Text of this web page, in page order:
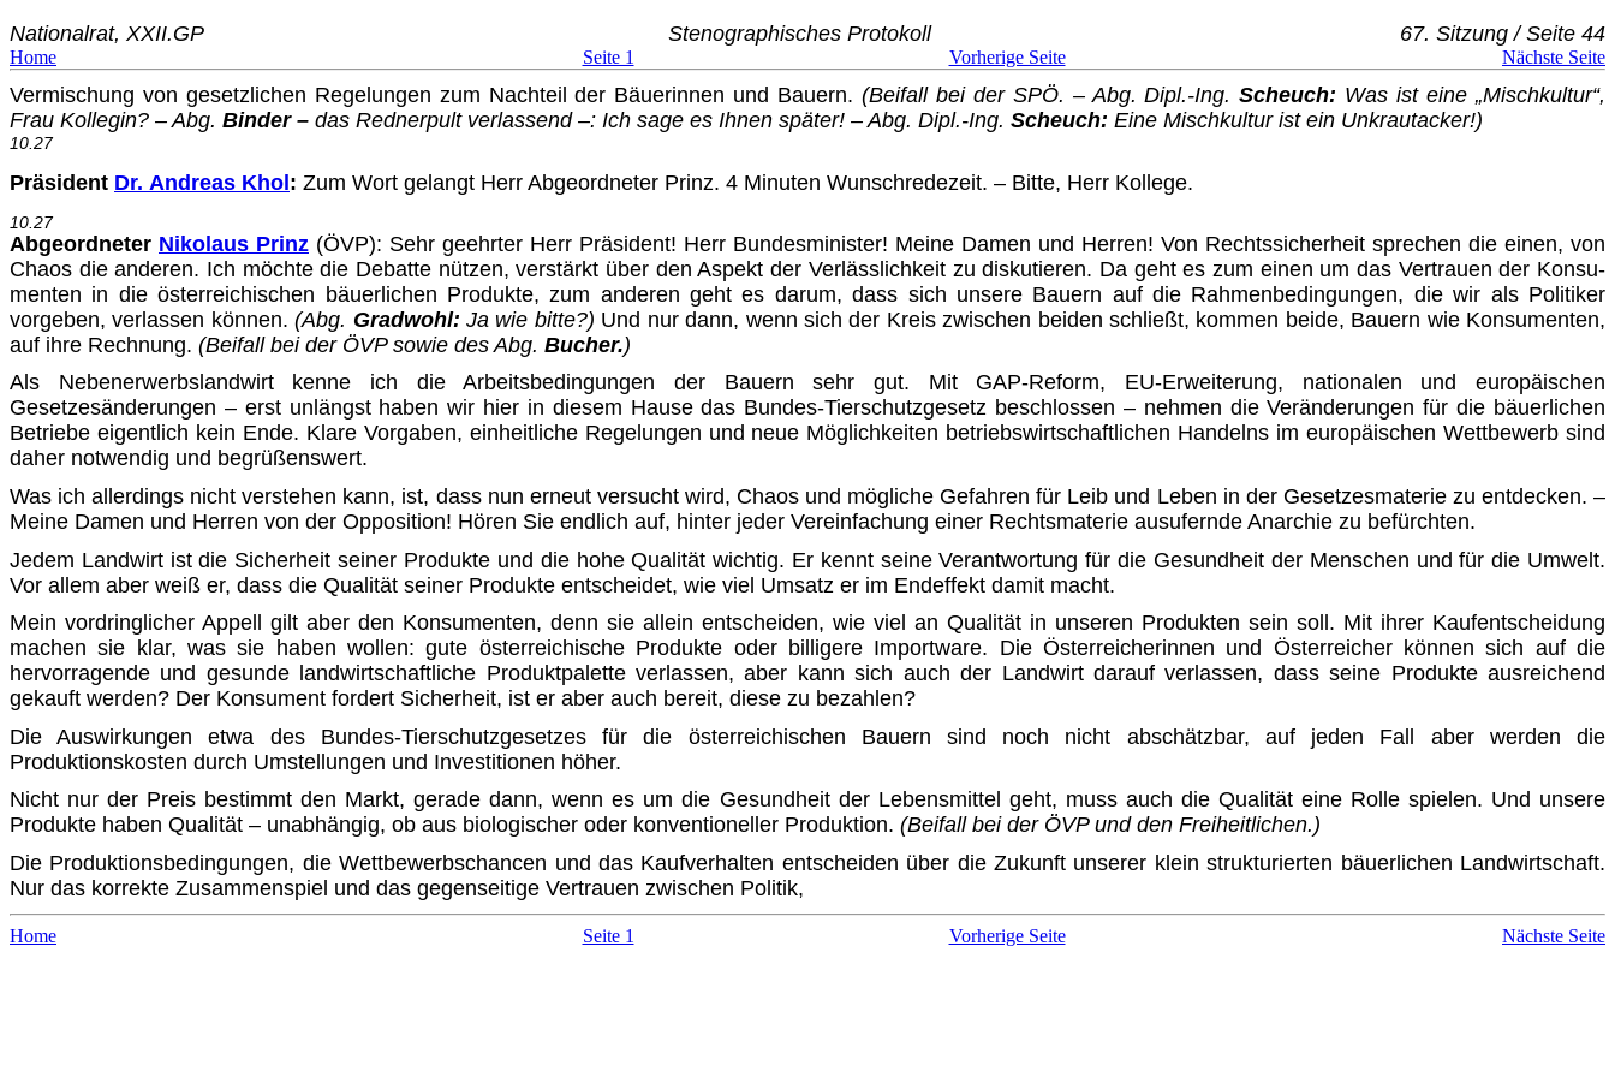
Nationalrat, XXII.GP Stenographisches Protokoll 67. Sitzung / Seite 44
Home Seite 1 Vorherige Seite Nächste Seite
Vermischung von gesetzlichen Regelungen zum Nachteil der Bäuerinnen und Bauern.(Beifall bei der SPÖ. – Abg. Dipl.-Ing.Scheuch: Was ist eine „Mischkultur“,
Frau Kollegin? – Abg. Binder – das Rednerpult verlassend –: Ich sage es Ihnen später! – Abg. Dipl.-Ing. Scheuch: Eine Mischkultur ist ein Unkrautacker!)
10.27
Präsident Dr. Andreas Khol: Zum Wort gelangt Herr Abgeordneter Prinz. 4 Minuten Wunschredezeit. – Bitte, Herr Kollege.
10.27
Abgeordneter Nikolaus Prinz (ÖVP): Sehr geehrter Herr Präsident! Herr Bundes­minister! Meine Damen und Herren! Von Rechtssicherheit sprechen die einen, von
Chaos die anderen. Ich möchte die Debatte nützen, verstärkt über den Aspekt der Verlässlichkeit zu diskutieren. Da geht es zum einen um das Vertrauen der Konsu­
menten in die österreichischen bäuerlichen Produkte, zum anderen geht es darum, dass sich unsere Bauern auf die Rahmenbedingungen, die wir als Politiker
vorgeben, verlassen können.(Abg. Gradwohl: Ja wie bitte?) Und nur dann, wenn sich der Kreis zwischen beiden schließt, kommen beide, Bauern wie Konsumenten,
auf ihre Rechnung. (Beifall bei der ÖVP sowie des Abg. Bucher.)
Als Nebenerwerbslandwirt kenne ich die Arbeitsbedingungen der Bauern sehr gut. Mit GAP-Reform, EU-Erweiterung, nationalen und europäischen
Gesetzesänderungen – erst unlängst haben wir hier in diesem Hause das Bundes-Tierschutzgesetz beschlossen – nehmen die Veränderungen für die bäuerlichen
Betriebe eigentlich kein Ende. Klare Vorgaben, einheitliche Regelungen und neue Möglichkeiten betriebswirt­schaftlichen Handelns im europäischen Wettbewerb sind
daher notwendig und begrüßenswert.
Was ich allerdings nicht verstehen kann, ist, dass nun erneut versucht wird, Chaos und mögliche Gefahren für Leib und Leben in der Gesetzesmaterie zu entdecken. –
Meine Damen und Herren von der Opposition! Hören Sie endlich auf, hinter jeder Vereinfachung einer Rechtsmaterie ausufernde Anarchie zu befürchten.
Jedem Landwirt ist die Sicherheit seiner Produkte und die hohe Qualität wichtig. Er kennt seine Verantwortung für die Gesundheit der Menschen und für die Umwelt.
Vor allem aber weiß er, dass die Qualität seiner Produkte entscheidet, wie viel Umsatz er im Endeffekt damit macht.
Mein vordringlicher Appell gilt aber den Konsumenten, denn sie allein entscheiden, wie viel an Qualität in unseren Produkten sein soll. Mit ihrer Kaufentscheidung
machen sie klar, was sie haben wollen: gute österreichische Produkte oder billigere Importware. Die Österreicherinnen und Österreicher können sich auf die
hervorragende und gesunde landwirtschaftliche Produktpalette verlassen, aber kann sich auch der Landwirt darauf verlassen, dass seine Produkte ausreichend
gekauft werden? Der Konsument fordert Sicherheit, ist er aber auch bereit, diese zu bezahlen?
Die Auswirkungen etwa des Bundes-Tierschutzgesetzes für die österreichischen Bauern sind noch nicht abschätzbar, auf jeden Fall aber werden die
Produktionskosten durch Umstellungen und Investitionen höher.
Nicht nur der Preis bestimmt den Markt, gerade dann, wenn es um die Gesundheit der Lebensmittel geht, muss auch die Qualität eine Rolle spielen. Und unsere
Produkte haben Qualität – unabhängig, ob aus biologischer oder konventioneller Produktion. (Beifall bei der ÖVP und den Freiheitlichen.)
Die Produktionsbedingungen, die Wettbewerbschancen und das Kaufverhalten entscheiden über die Zukunft unserer klein strukturierten bäuerlichen Landwirtschaft.
Nur das korrekte Zusammenspiel und das gegenseitige Vertrauen zwischen Politik,
Home Seite 1 Vorherige Seite Nächste Seite